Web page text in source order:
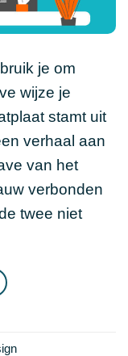
je om
wijze je
stamt uit
verhaal aan
van het
verbonden
twee niet